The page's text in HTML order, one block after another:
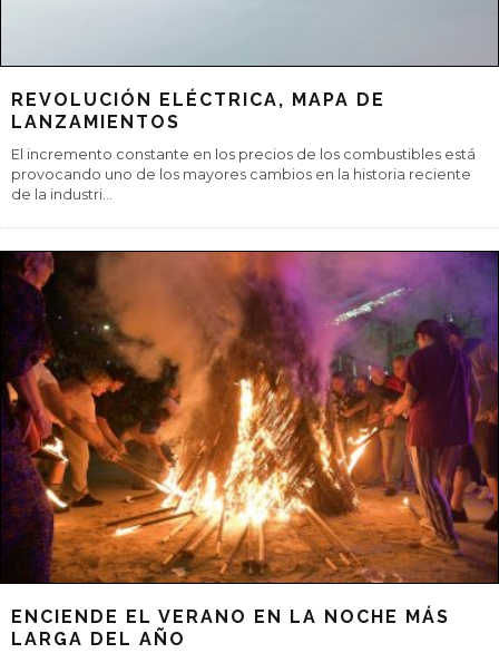
REVOLUCIÓN ELÉCTRICA, MAPA DE
LANZAMIENTOS
El incremento constante en los precios de los combustibles está
provocando uno de los mayores cambios en la historia reciente
de la industri...
ENCIENDE EL VERANO EN LA NOCHE MÁS
LARGA DEL AÑO